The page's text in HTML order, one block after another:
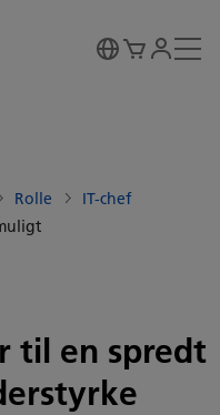
Rolle
IT-chef
til en spredt